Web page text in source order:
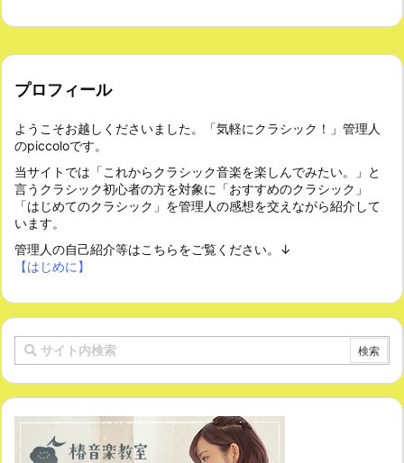
プロフィール
ようこそお越しくださいました。「気軽にクラシック！」管理人
のpiccoloです。
当サイトでは「これからクラシック音楽を楽しんでみたい。」と
言うクラシック初心者の方を対象に「おすすめのクラシック」
「はじめてのクラシック」を管理人の感想を交えながら紹介して
います。
管理人の自己紹介等はこちらをご覧ください。↓
【はじめに】